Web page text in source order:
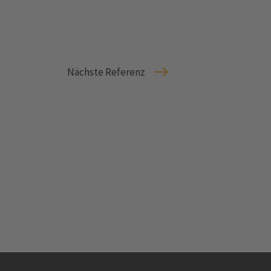
Nächste Referenz